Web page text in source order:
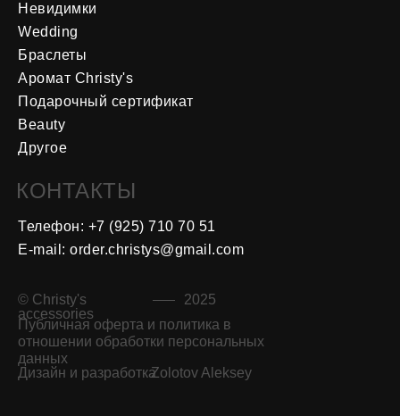
Zolotov Aleksey
Дизайн и разработка
E-mail: order.christys@gmail.com
Телефон: +7 (925) 710 70 51
КОНТАКТЫ
Подарочный сертификат
Аромат Christy's
Браслеты
Wedding
Невидимки
2025
© Christy's
accessories
Публичная оферта и политика в
отношении обработки персональных
данных
Другое
Beauty